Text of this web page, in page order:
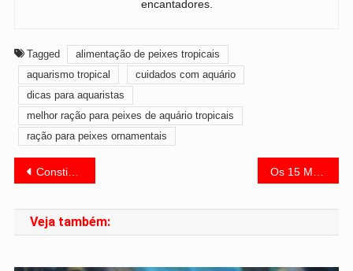
encantadores.
Tagged
alimentação de peixes tropicais
aquarismo tropical
cuidados com aquário
dicas para aquaristas
melhor ração para peixes de aquário tropicais
ração para peixes ornamentais
Navegação
de
Post
Constipação em peixes: o que fazer e como desinchar rápido Os 15 Melhores Peixes para Aquários Pequenos: Guia Completo 2026
Veja também: